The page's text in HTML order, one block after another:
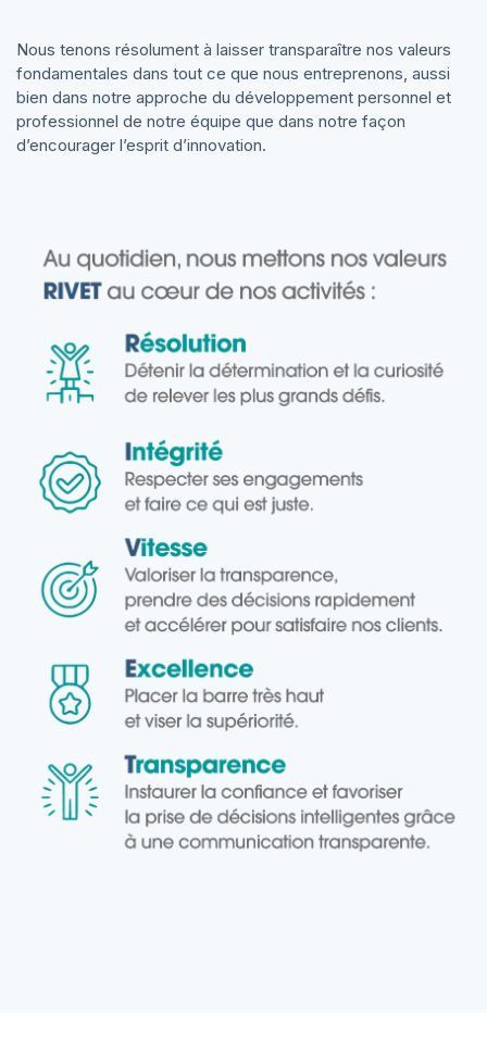
Nous tenons résolument à laisser transparaître nos valeurs
fondamentales dans tout ce que nous entreprenons, aussi
bien dans notre approche du développement personnel et
professionnel de notre équipe que dans notre façon
d’encourager l’esprit d’innovation.